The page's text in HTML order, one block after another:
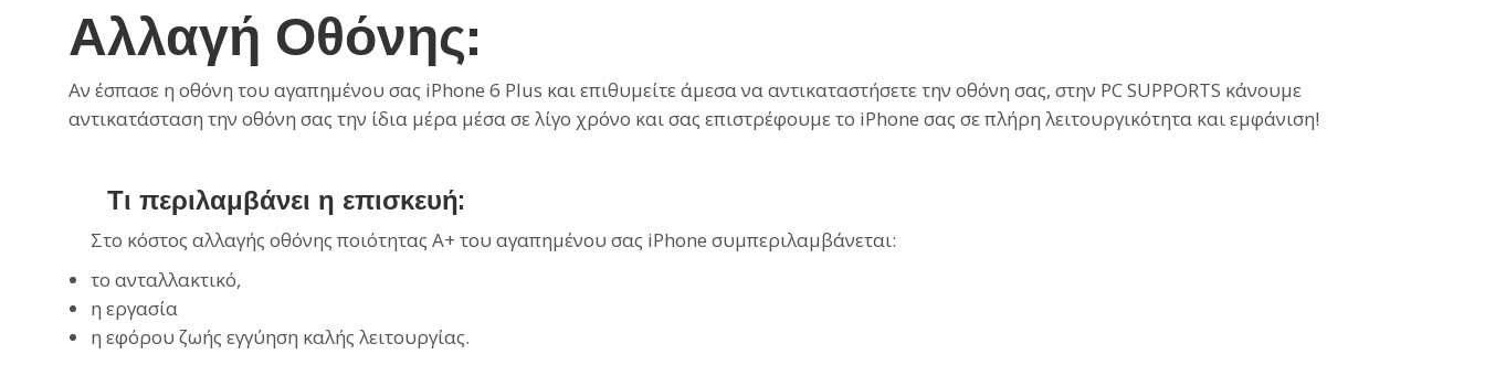
Αλλαγή Οθόνης:
Αν έσπασε η οθόνη του αγαπημένου σας iPhone 6 Plus και επιθυμείτε άμεσα να αντικαταστήσετε την οθόνη σας, στην PC SUPPORTS κάνουμε
αντικατάσταση την οθόνη σας την ίδια μέρα μέσα σε λίγο χρόνο και σας επιστρέφουμε το iPhone σας σε πλήρη λειτουργικότητα και εμφάνιση!
Τι περιλαμβάνει η επισκευή:
Στο κόστος αλλαγής οθόνης ποιότητας Α+ του αγαπημένου σας iPhone συμπεριλαμβάνεται:
το ανταλλακτικό,
η εργασία
η εφόρου ζωής εγγύηση καλής λειτουργίας.